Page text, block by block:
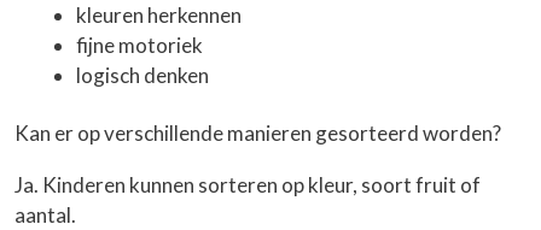
kleuren herkennen
fijne motoriek
logisch denken
Kan er op verschillende manieren gesorteerd worden?
Ja. Kinderen kunnen sorteren op kleur, soort fruit of
aantal.